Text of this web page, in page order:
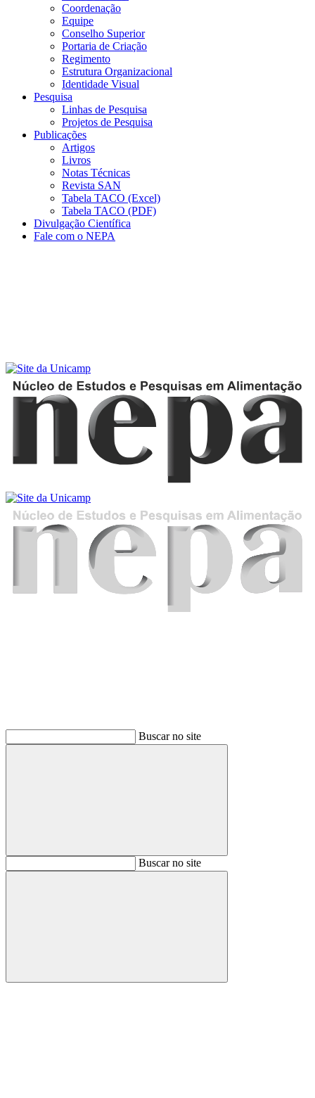
Coordenação
Equipe
Conselho Superior
Portaria de Criação
Regimento
Estrutura Organizacional
Identidade Visual
Pesquisa
Linhas de Pesquisa
Projetos de Pesquisa
Publicações
Artigos
Livros
Notas Técnicas
Revista SAN
Tabela TACO (Excel)
Tabela TACO (PDF)
Divulgação Científica
Fale com o NEPA
Buscar no site
BuscarBuscar no site
Buscar